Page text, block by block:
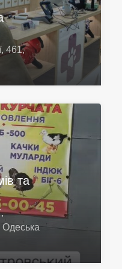
461,
та
Одеська